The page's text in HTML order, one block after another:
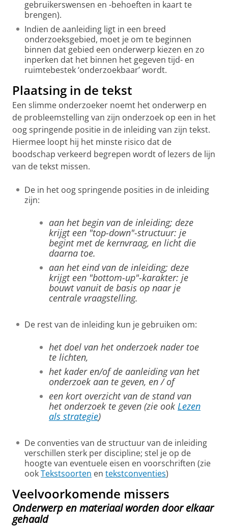
gebruikerswensen en -behoeften in kaart te
brengen).
Indien de aanleiding ligt in een breed
onderzoeksgebied, moet je om te beginnen
binnen dat gebied een onderwerp kiezen en zo
inperken dat het binnen het gegeven tijd- en
ruimtebestek ‘onderzoekbaar’ wordt.
Plaatsing in de tekst
Een slimme onderzoeker noemt het onderwerp en
de probleemstelling van zijn onderzoek op een in het
oog springende positie in de inleiding van zijn tekst.
Hiermee loopt hij het minste risico dat de
boodschap verkeerd begrepen wordt of lezers de lijn
van de tekst missen.
De in het oog springende posities in de inleiding
zijn:
aan het begin van de inleiding; deze
krijgt een "top-down"-structuur: je
begint met de kernvraag, en licht die
daarna toe.
aan het eind van de inleiding; deze
krijgt een "bottom-up"-karakter: je
bouwt vanuit de basis op naar je
centrale vraagstelling.
De rest van de inleiding kun je gebruiken om:
het doel van het onderzoek nader toe
te lichten,
het kader en/of de aanleiding van het
onderzoek aan te geven, en / of
een kort overzicht van de stand van
het onderzoek te geven (zie ook Lezen
als strategie)
De conventies van de structuur van de inleiding
verschillen sterk per discipline; stel je op de
hoogte van eventuele eisen en voorschriften (zie
ookTekstsoorten en tekstconventies)
Veelvoorkomende missers
Onderwerp en materiaal worden door elkaar
gehaald